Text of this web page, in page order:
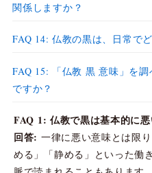
関係しますか？
FAQ 14: 仏教の黒は、日常で
FAQ 15: 「仏教 黒 意味」を
ですか？
FAQ 1: 仏教で黒は基本的に
回答: 一律に悪い意味とは限
める」「静める」といった働